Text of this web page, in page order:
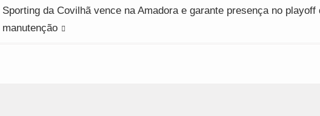
artigos
Sporting da Covilhã vence na Amadora e garante presença no playoff
manutenção